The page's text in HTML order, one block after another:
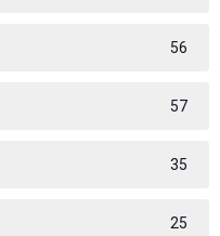
56
57
35
25